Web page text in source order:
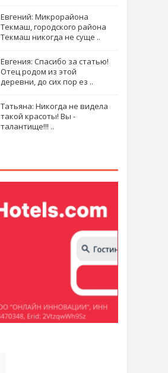
Евгений: Микрорайона
Текмаш, городского района
Текмаш никогда не суще ..
Евгения: Спасибо за статью!
Отец родом из этой
деревни, до сих пор ез ..
Татьяна: Никогда не видела
такой красоты! Вы -
талантище!!! ..